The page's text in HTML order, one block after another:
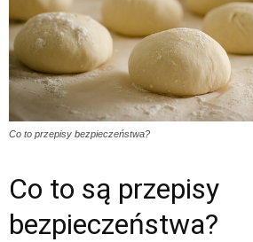
Co to przepisy bezpieczeństwa?
Co to są przepisy
bezpieczeństwa?